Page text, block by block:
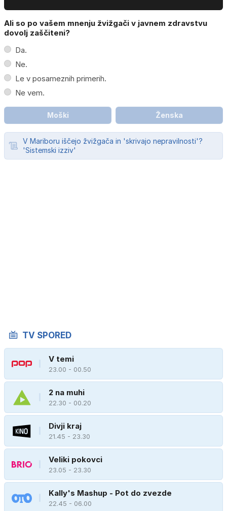
Ali so po vašem mnenju žvižgači v javnem zdravstvu
dovolj zaščiteni?
Da.
Ne.
Le v posameznih primerih.
Ne vem.
Moški Ženska
V Mariboru iščejo žvižgača in 'skrivajo nepravilnosti'?
'Sistemski izziv'
TV SPORED
V temi
23.00 - 00.50
2 na muhi
22.30 - 00.20
Divji kraj
21.45 - 23.30
Veliki pokovci
23.05 - 23.30
Kally's Mashup - Pot do zvezde
22.45 - 06.00